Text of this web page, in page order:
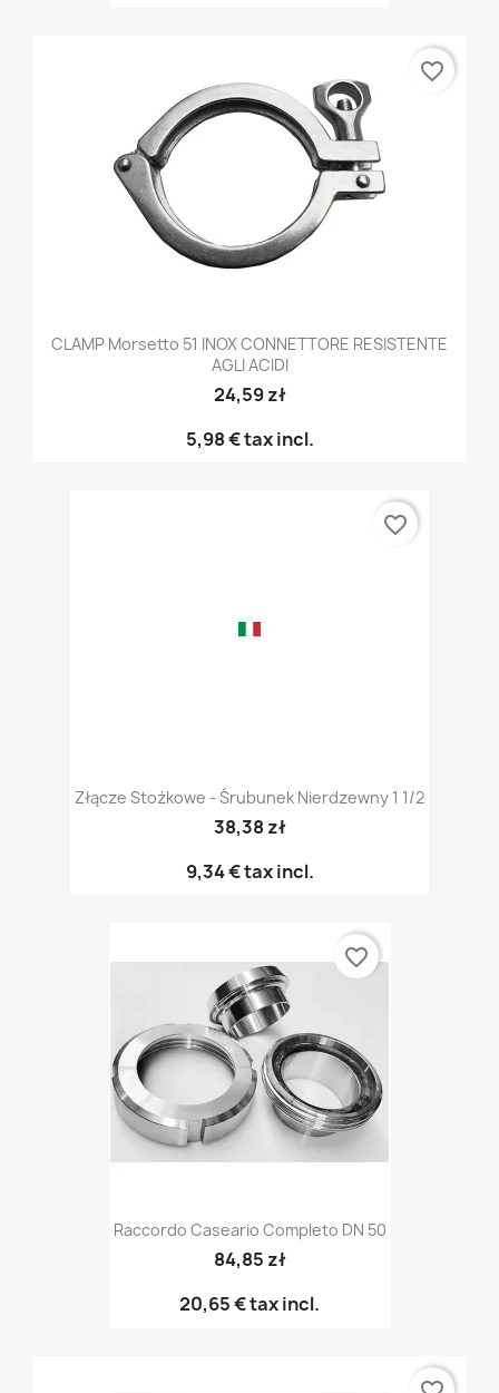
CLAMP Morsetto 51 INOX CONNETTORE RESISTENTE
AGLI ACIDI
24,59 zł
5,98 €tax incl.
favorite_border
Złącze Stożkowe - Śrubunek Nierdzewny 1 1/2
38,38 zł
9,34 €tax incl.
favorite_border
Raccordo Caseario Completo DN 50
84,85 zł
20,65 €tax incl.
favorite_border